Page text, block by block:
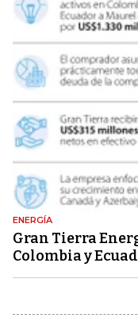
ENERGÍA
Gran Tierra
Colombia y